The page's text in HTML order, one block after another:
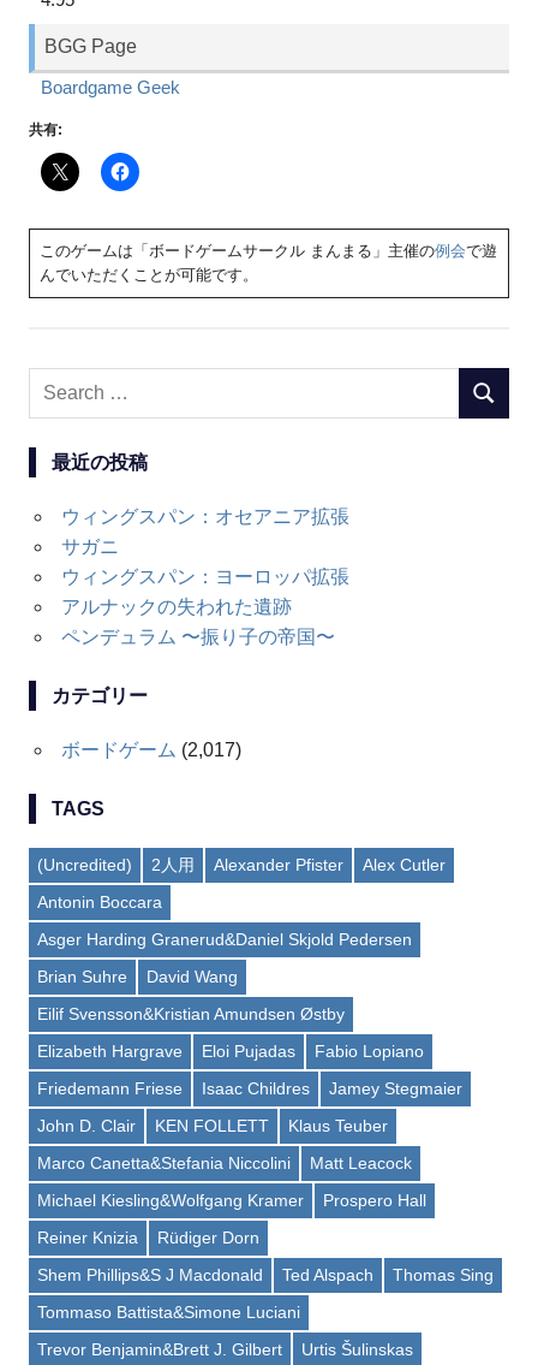
BGG Page
Boardgame Geek
共有:
このゲームは「ボードゲームサークル まんまる」主催の例会で遊
んでいただくことが可能です。
Search
最近の投稿
ウィングスパン：オセアニア拡張
サガニ
ウィングスパン：ヨーロッパ拡張
アルナックの失われた遺跡
ペンデュラム 〜振り子の帝国〜
カテゴリー
ボードゲーム (2,017)
TAGS
(Uncredited) 2人用 Alexander Pfister
Alex Cutler
Antonin Boccara
Asger Harding Granerud&Daniel Skjold Pedersen
Brian Suhre
David Wang
Eilif Svensson&Kristian Amundsen Østby
Elizabeth Hargrave
Eloi Pujadas
Fabio Lopiano
Friedemann Friese
Isaac Childres
Jamey Stegmaier
John D. Clair
KEN FOLLETT
Klaus Teuber
Marco Canetta&Stefania Niccolini
Matt Leacock
Michael Kiesling&Wolfgang Kramer
Prospero Hall
Reiner Knizia
Rüdiger Dorn
Shem Phillips&S J Macdonald
Ted Alspach
Thomas Sing
Tommaso Battista&Simone Luciani
Trevor Benjamin&Brett J. Gilbert
Urtis Šulinskas